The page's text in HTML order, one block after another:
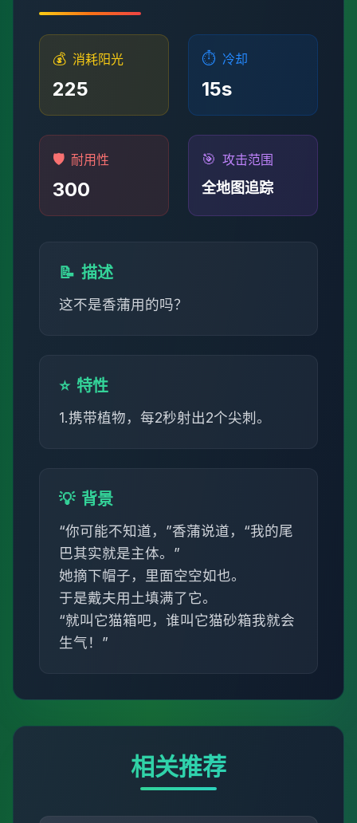
💰 消耗阳光
225
⏱️ 冷却
15s
🛡️ 耐用性
300
🎯 攻击范围
全地图追踪
📝 描述
这不是香蒲用的吗？
⭐ 特性
1.携带植物，每2秒射出2个尖刺。
💡 背景
“你可能不知道，”香蒲说道，“我的尾
巴其实就是主体。”
她摘下帽子，里面空空如也。
于是戴夫用土填满了它。
“就叫它猫箱吧，谁叫它猫砂箱我就会
生气！”
相关推荐